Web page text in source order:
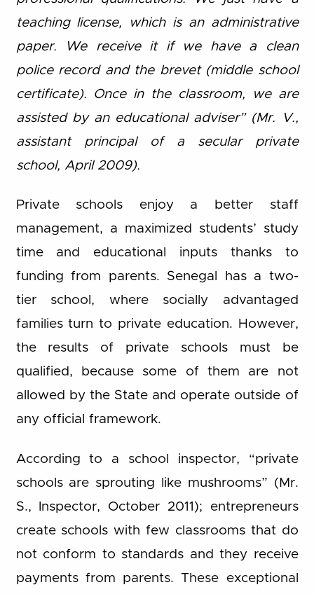
teaching license, which is an administrative
paper. We receive it if we have a clean
police record and the brevet (middle school
certificate). Once in the classroom, we are
assisted by an educational adviser” (Mr. V.,
assistant principal of a secular private
school, April 2009).
Private schools enjoy a better staff
management, a maximized students’ study
time and educational inputs thanks to
funding from parents. Senegal has a two-
tier school, where socially advantaged
families turn to private education. However,
the results of private schools must be
qualified, because some of them are not
allowed by the State and operate outside of
any official framework.
According to a school inspector, “private
schools are sprouting like mushrooms” (Mr.
S., Inspector, October 2011); entrepreneurs
create schools with few classrooms that do
not conform to standards and they receive
payments from parents. These exceptional